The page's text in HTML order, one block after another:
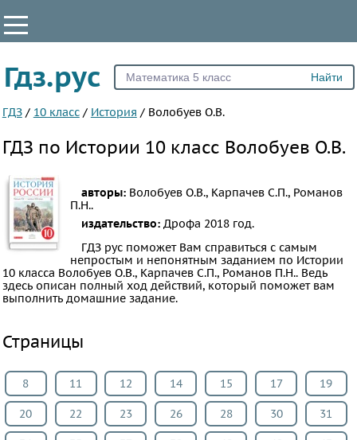
Все
5
7
8
9
10
11
ПРЕДМЕТЫ
Все
Математика
Английский
язык
Русский
Гдз.рус
ГДЗ / 10 класс / История / Волобуев О.В.
ГДЗ по Истории 10 класс Волобуев О.В.
авторы: Волобуев О.В., Карпачев С.П., Романов
П.Н..
издательство: Дрофа 2018 год.
ГДЗ рус поможет Вам справиться с самым
непростым и непонятным заданием по Истории
10 класса Волобуев О.В., Карпачев С.П., Романов П.Н.. Ведь
здесь описан полный ход действий, который поможет вам
выполнить домашние задание.
Страницы
8 11 12 14 15 17 19
20 22 23 26 28 30 31